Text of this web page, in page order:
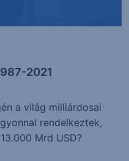
2021
a világ milliárdosai
rendelkeztek,
Mrd USD?